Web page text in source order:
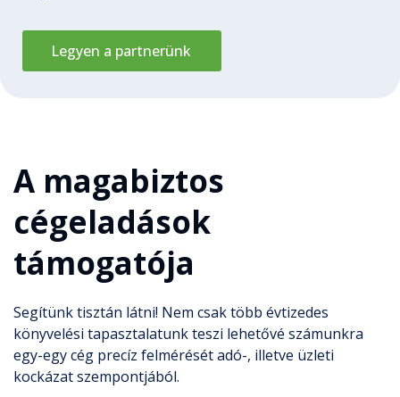
Legyen a partnerünk
A magabiztos
cégeladások
támogatója
Segítünk tisztán látni! Nem csak több évtizedes
könyvelési tapasztalatunk teszi lehetővé számunkra
egy-egy cég precíz felmérését adó-, illetve üzleti
kockázat szempontjából.